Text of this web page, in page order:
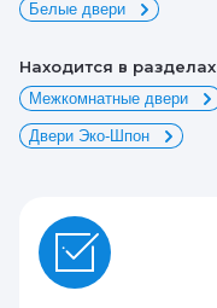
Белые двери
Находится в разделах
Межкомнатные двери
Двери Эко-Шпон